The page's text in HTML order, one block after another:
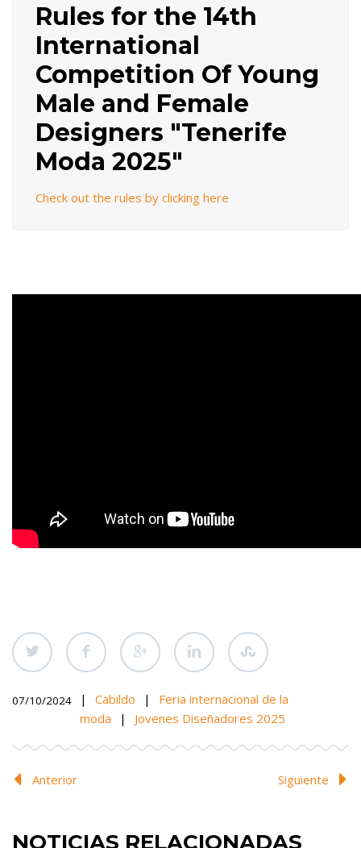
Rules for the 14th
International
Competition Of Young
Male and Female
Designers "Tenerife
Moda 2025"
Check out the rules by clicking here
07/10/2024 | Cabildo |
Feria internacional de la
moda
| Jovenes Diseñadores 2025
Anterior Siguiente
NOTICIAS RELACIONADAS